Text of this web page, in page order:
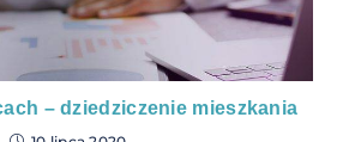
– dziedziczenie mieszkania